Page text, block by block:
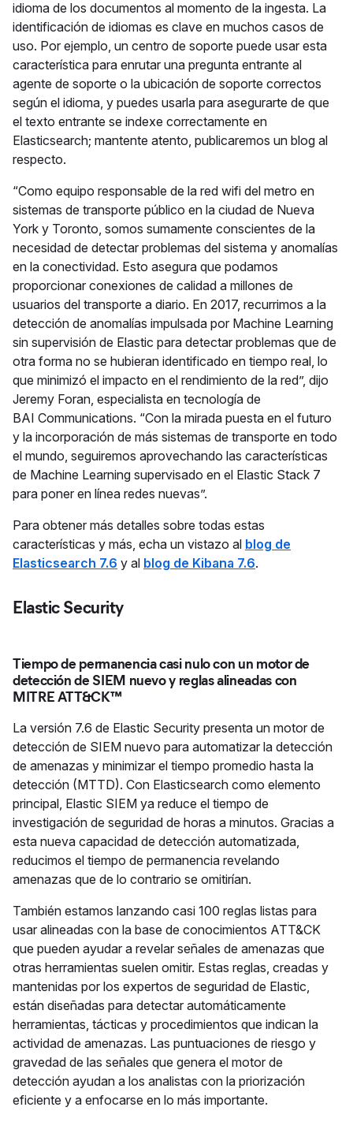
idioma de los documentos al momento de la ingesta. La
identificación de idiomas es clave en muchos casos de
uso. Por ejemplo, un centro de soporte puede usar esta
característica para enrutar una pregunta entrante al
agente de soporte o la ubicación de soporte correctos
según el idioma, y puedes usarla para asegurarte de que
el texto entrante se indexe correctamente en
Elasticsearch; mantente atento, publicaremos un blog al
respecto.
“Como equipo responsable de la red wifi del metro en
sistemas de transporte público en la ciudad de Nueva
York y Toronto, somos sumamente conscientes de la
necesidad de detectar problemas del sistema y anomalías
en la conectividad. Esto asegura que podamos
proporcionar conexiones de calidad a millones de
usuarios del transporte a diario. En 2017, recurrimos a la
detección de anomalías impulsada por Machine Learning
sin supervisión de Elastic para detectar problemas que de
otra forma no se hubieran identificado en tiempo real, lo
que minimizó el impacto en el rendimiento de la red”, dijo
Jeremy Foran, especialista en tecnología de
BAI Communications. “Con la mirada puesta en el futuro
y la incorporación de más sistemas de transporte en todo
el mundo, seguiremos aprovechando las características
de Machine Learning supervisado en el Elastic Stack 7
para poner en línea redes nuevas”.
Para obtener más detalles sobre todas estas
características y más, echa un vistazo al blog de
Elasticsearch 7.6 y al blog de Kibana 7.6.
Elastic Security
Tiempo de permanencia casi nulo con un motor de
detección de SIEM nuevo y reglas alineadas con
MITRE ATT&CK™
La versión 7.6 de Elastic Security presenta un motor de
detección de SIEM nuevo para automatizar la detección
de amenazas y minimizar el tiempo promedio hasta la
detección (MTTD). Con Elasticsearch como elemento
principal, Elastic SIEM ya reduce el tiempo de
investigación de seguridad de horas a minutos. Gracias a
esta nueva capacidad de detección automatizada,
reducimos el tiempo de permanencia revelando
amenazas que de lo contrario se omitirían.
También estamos lanzando casi 100 reglas listas para
usar alineadas con la base de conocimientos ATT&CK
que pueden ayudar a revelar señales de amenazas que
otras herramientas suelen omitir. Estas reglas, creadas y
mantenidas por los expertos de seguridad de Elastic,
están diseñadas para detectar automáticamente
herramientas, tácticas y procedimientos que indican la
actividad de amenazas. Las puntuaciones de riesgo y
gravedad de las señales que genera el motor de
detección ayudan a los analistas con la priorización
eficiente y a enfocarse en lo más importante.